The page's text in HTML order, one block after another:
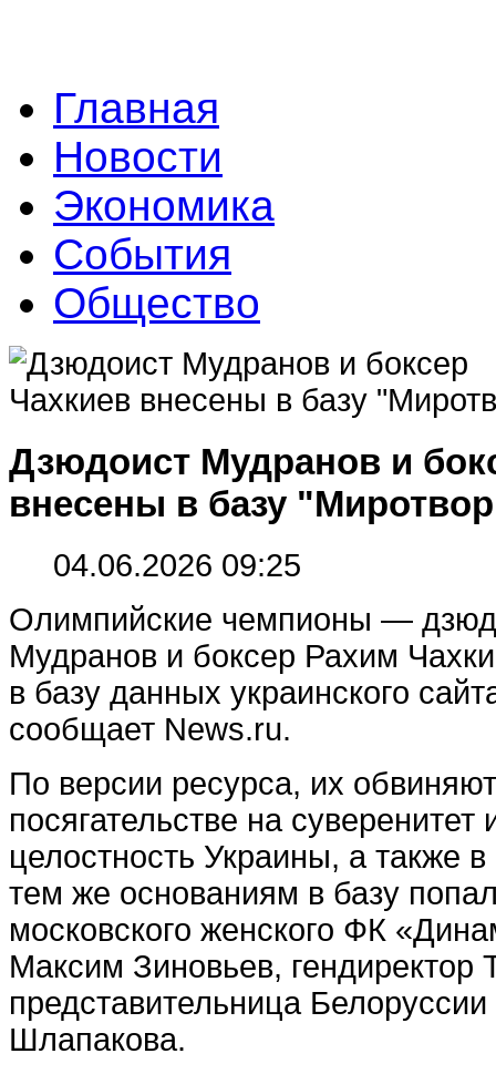
Главная
Новости
Экономика
События
Общество
Дзюдоист Мудранов и
внесены в базу
04.06.2026 09:25
Олимпийские чемпионы —
Мудранов и боксер Рахим
в базу данных украинского
сообщает News.ru.
По версии ресурса, их
посягательстве на
целостность Украины, а также
тем же основаниям в базу
московского женского ФК
Максим Зиновьев, гендиректор
представительница
Шлапакова.